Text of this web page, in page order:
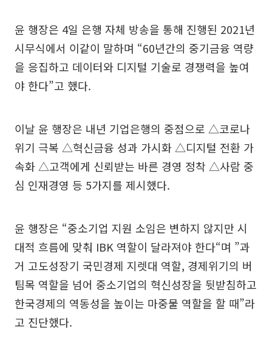
윤 행장은 4일 은행 자체 방송을 통해 진행된 2021년
시무식에서 이같이 말하며 “60년간의 중기금융 역량
을 응집하고 데이터와 디지털 기술로 경쟁력을 높여
야 한다”고 했다.
이날 윤 행장은 내년 기업은행의 중점으로 △코로나
위기 극복 △혁신금융 성과 가시화 △디지털 전환 가
속화 △고객에게 신뢰받는 바른 경영 정착 △사람 중
심 인재경영 등 5가지를 제시했다.
윤 행장은 “중소기업 지원 소임은 변하지 않지만 시
대적 흐름에 맞춰 IBK 역할이 달라져야 한다“며 ”과
거 고도성장기 국민경제 지렛대 역할, 경제위기의 버
팀목 역할을 넘어 중소기업의 혁신성장을 뒷받침하고
한국경제의 역동성을 높이는 마중물 역할을 할 때”라
고 진단했다.